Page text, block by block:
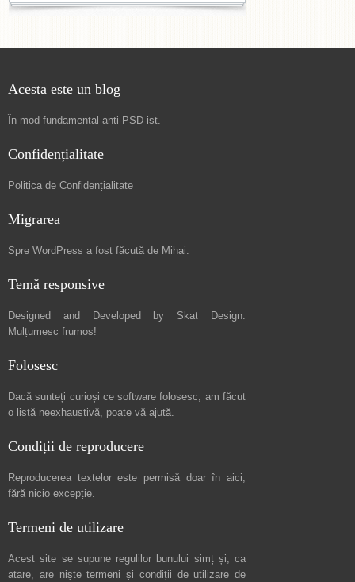
Acesta este un blog
În mod fundamental anti-PSD-ist.
Confidențialitate
Politica de Confidențialitate
Migrarea
Spre WordPress a fost făcută de Mihai.
Temă responsive
Designed and Developed by Skat Design.
Mulțumesc frumos!
Folosesc
Dacă sunteți curioși ce software folosesc, am făcut
o listă neexhaustivă, poate vă ajută.
Condiții de reproducere
Reproducerea textelor este permisă doar în aici,
fără nicio excepție.
Termeni de utilizare
Acest site se supune regulilor bunului simț și, ca
atare, are niștetermeni și condiții de utilizare de